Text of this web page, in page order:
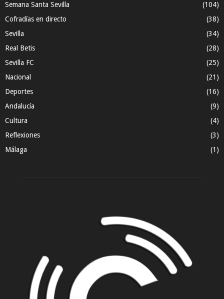
Semana Santa Sevilla
(104)
Cofradías en directo
(38)
Sevilla
(34)
Real Betis
(28)
Sevilla FC
(25)
Nacional
(21)
Deportes
(16)
Andalucía
(9)
Cultura
(4)
Reflexiones
(3)
Málaga
(1)